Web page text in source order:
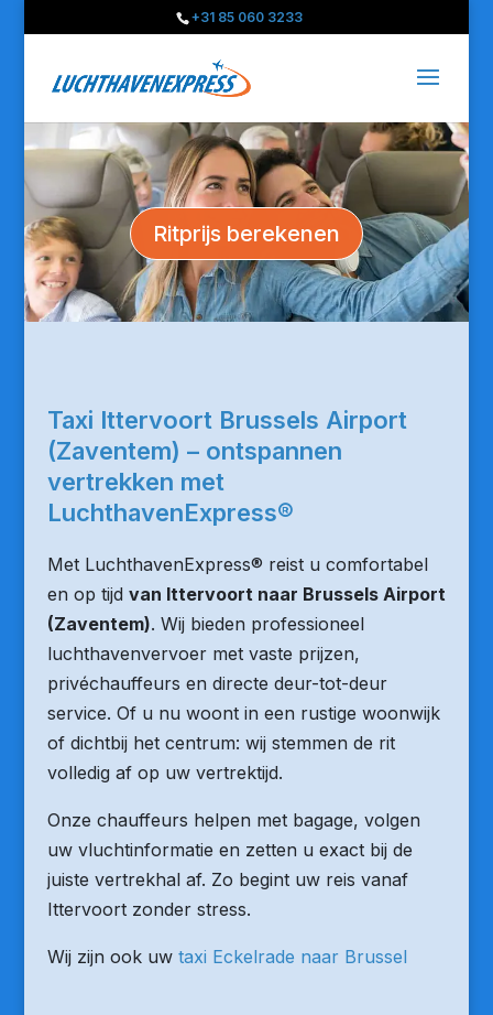
+31 85 060 3233
Ritprijs berekenen
Taxi Ittervoort Brussels Airport
(Zaventem) – ontspannen
vertrekken met
LuchthavenExpress®
Met LuchthavenExpress® reist u comfortabel
en op tijd van Ittervoort naar Brussels Airport
(Zaventem). Wij bieden professioneel
luchthavenvervoer met vaste prijzen,
privéchauffeurs en directe deur-tot-deur
service. Of u nu woont in een rustige woonwijk
of dichtbij het centrum: wij stemmen de rit
volledig af op uw vertrektijd.
Onze chauffeurs helpen met bagage, volgen
uw vluchtinformatie en zetten u exact bij de
juiste vertrekhal af. Zo begint uw reis vanaf
Ittervoort zonder stress.
Wij zijn ook uw taxi Eckelrade naar Brussel